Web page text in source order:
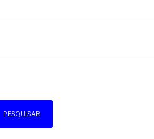
PESQUISAR